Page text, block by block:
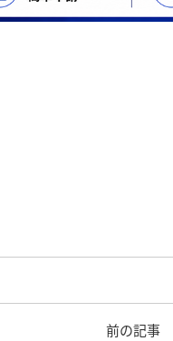
前の記事